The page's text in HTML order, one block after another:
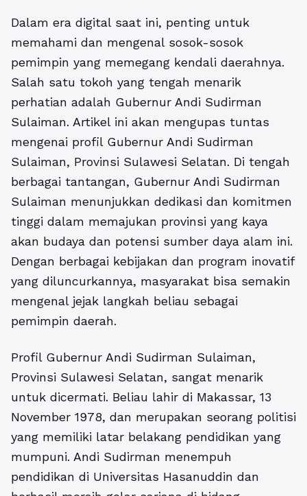
Dalam era digital saat ini, penting untuk
memahami dan mengenal sosok-sosok
pemimpin yang memegang kendali daerahnya.
Salah satu tokoh yang tengah menarik
perhatian adalah Gubernur Andi Sudirman
Sulaiman. Artikel ini akan mengupas tuntas
mengenai profil Gubernur Andi Sudirman
Sulaiman, Provinsi Sulawesi Selatan. Di tengah
berbagai tantangan, Gubernur Andi Sudirman
Sulaiman menunjukkan dedikasi dan komitmen
tinggi dalam memajukan provinsi yang kaya
akan budaya dan potensi sumber daya alam ini.
Dengan berbagai kebijakan dan program inovatif
yang diluncurkannya, masyarakat bisa semakin
mengenal jejak langkah beliau sebagai
pemimpin daerah.
Profil Gubernur Andi Sudirman Sulaiman,
Provinsi Sulawesi Selatan, sangat menarik
untuk dicermati. Beliau lahir di Makassar, 13
November 1978, dan merupakan seorang politisi
yang memiliki latar belakang pendidikan yang
mumpuni. Andi Sudirman menempuh
pendidikan di Universitas Hasanuddin dan